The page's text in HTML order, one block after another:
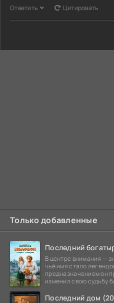
Ответить Цитировать
Только добавленные
Последний
В центре внимания —
чьё имя стало
предназначением он
изменил свою судьбу
Последний дом